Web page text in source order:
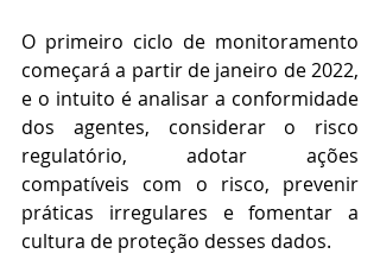
O primeiro ciclo de monitoramento
começará a partir de janeiro de 2022,
e o intuito é analisar a conformidade
dos agentes, considerar o risco
regulatório, adotar ações
compatíveis com o risco, prevenir
práticas irregulares e fomentar a
cultura de proteção desses dados.